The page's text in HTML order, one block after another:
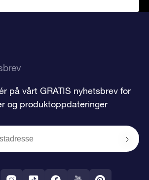
på vårt GRATIS nyhetsbrev for
og produktoppdateringer